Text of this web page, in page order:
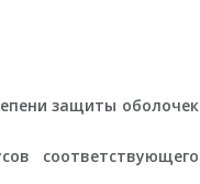
защиты оболочек
соответствующего